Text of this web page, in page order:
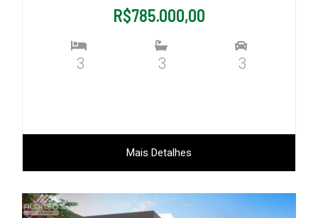
R$785.000,00
3 3 3
Mais Detalhes